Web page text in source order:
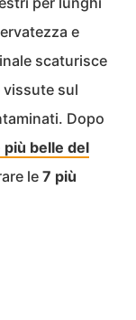
e
scaturisce
sul
Dopo
più belle del
le7 più